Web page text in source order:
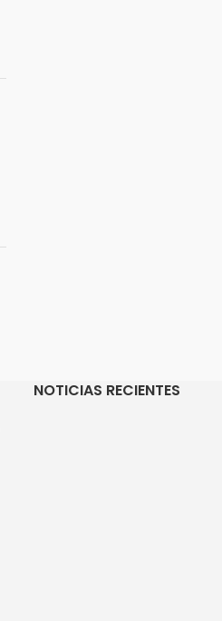
NOTICIAS RECIENTES